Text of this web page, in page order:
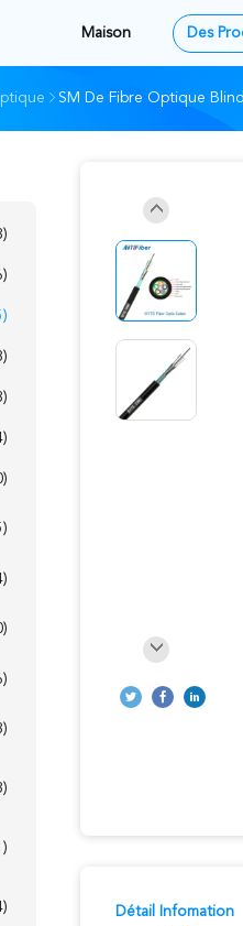
Maison Des
SM De Fibre Optique
Détail Infomation